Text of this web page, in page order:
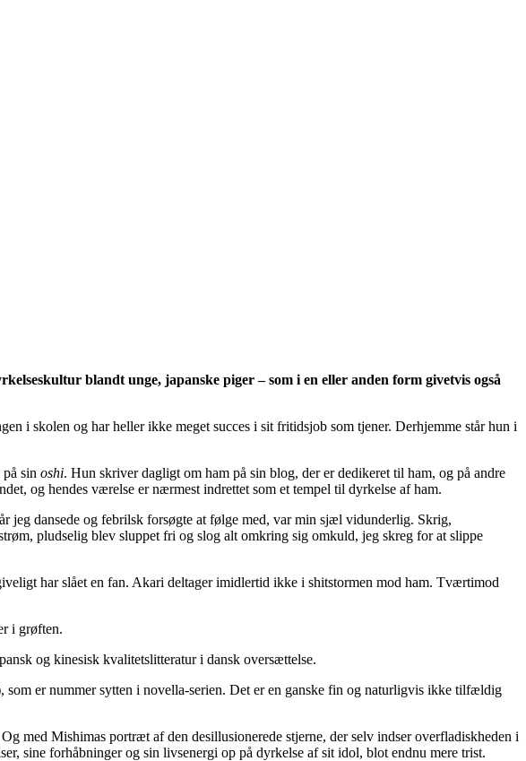
blandt unge, japanske piger – som i en eller anden form givetvis også
i skolen og har heller ikke meget succes i sit fritidsjob som tjener. Derhjemme står hun i
sin oshi. Hun skriver dagligt om ham på sin blog, der er dedikeret til ham, og på andre
og hendes værelse er nærmest indrettet som et tempel til dyrkelse af ham.
jeg dansede og febrilsk forsøgte at følge med, var min sjæl vidunderlig. Skrig,
pludselig blev sluppet fri og slog alt omkring sig omkuld, jeg skreg for at slippe
har slået en fan. Akari deltager imidlertid ikke i shitstormen mod ham. Tværtimod
i grøften.
og kinesisk kvalitetslitteratur i dansk oversættelse.
som er nummer sytten i novella-serien. Det er en ganske fin og naturligvis ikke tilfældig
med Mishimas portræt af den desillusionerede stjerne, der selv indser overfladiskheden i
sine forhåbninger og sin livsenergi op på dyrkelse af sit idol, blot endnu mere trist.